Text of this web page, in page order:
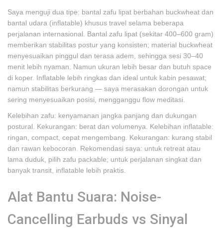
Saya menguji dua tipe: bantal zafu lipat berbahan buckwheat dan
bantal udara (inflatable) khusus travel selama beberapa
perjalanan internasional. Bantal zafu lipat (sekitar 400–600 gram)
memberikan stabilitas postur yang konsisten; material buckwheat
menyesuaikan pinggul dan terasa adem, sehingga sesi 30–40
menit lebih nyaman. Namun ukuran lebih besar dan butuh space
di koper. Inflatable lebih ringkas dan ideal untuk kabin pesawat;
namun stabilitas berkurang — saya merasakan dorongan untuk
sering menyesuaikan posisi, mengganggu flow meditasi.
Kelebihan zafu: kenyamanan jangka panjang dan dukungan
postural. Kekurangan: berat dan volumenya. Kelebihan inflatable:
ringan, compact, cepat mengembang. Kekurangan: kurang stabil
dan rawan kebocoran. Rekomendasi saya: untuk retreat atau
lama duduk, pilih zafu packable; untuk perjalanan singkat dan
banyak transit, inflatable lebih praktis.
Alat Bantu Suara: Noise-
Cancelling Earbuds vs Sinyal